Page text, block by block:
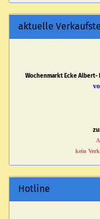
aktuelle
Wochenmarkt Ecke Albert-
kein
Hotline